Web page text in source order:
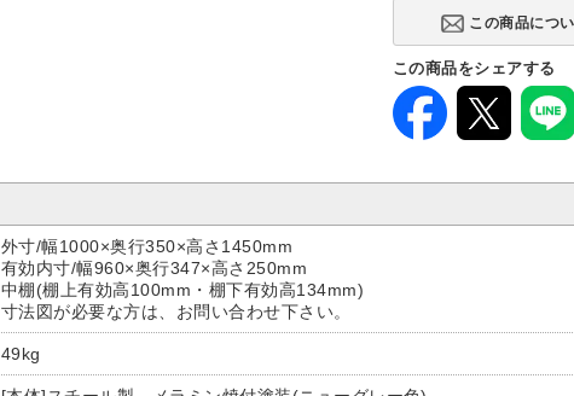
この商品をシェアする
外寸/幅1000×奥行350×高さ1450mm
有効内寸/幅960×奥行347×高さ250mm
中棚(棚上有効高100mm・棚下有効高134mm)
寸法図が必要な方は、お問い合わせ下さい。
49kg